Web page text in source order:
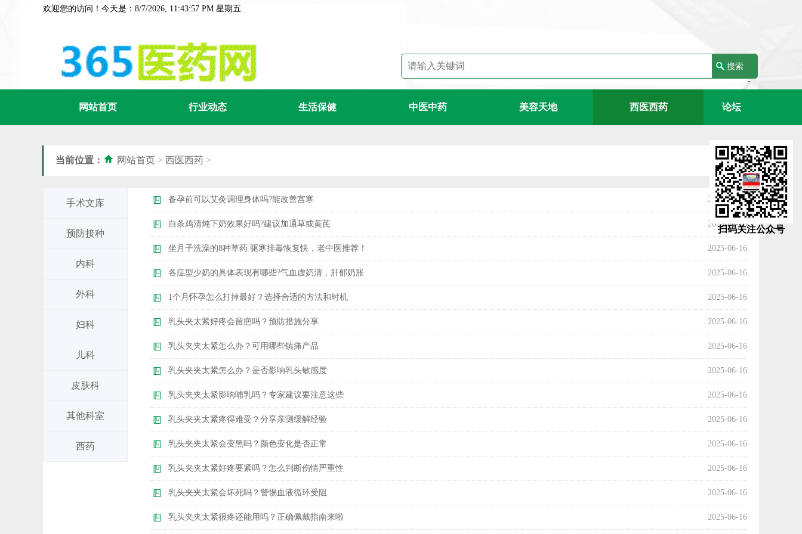
欢迎您的访问！今天是：8/7/2026, 11:43:57 PM 星期五
网站首页 行业动态 生活保健 中医中药 美容天地 西医西药 论坛
当前位置： 网站首页 > 西医西药 >
手术文库
预防接种
内科
外科
妇科
儿科
皮肤科
其他科室
西药
2025-06-16
备孕前可以艾灸调理身体吗?能改善宫寒
2025-06-16
白条鸡清炖下奶效果好吗?建议加通草或黄芪
2025-06-16
坐月子洗澡的8种草药 驱寒排毒恢复快，老中医推荐！
2025-06-16
各症型少奶的具体表现有哪些?气血虚奶清，肝郁奶胀
2025-06-16
1个月怀孕怎么打掉最好？选择合适的方法和时机
2025-06-16
乳头夹太紧好疼会留疤吗？预防措施分享
2025-06-16
乳头夹夹太紧怎么办？可用哪些镇痛产品
2025-06-16
乳头夹夹太紧怎么办？是否影响乳头敏感度
2025-06-16
乳头夹夹太紧影响哺乳吗？专家建议要注意这些
2025-06-16
乳头夹夹太紧疼得难受？分享亲测缓解经验
2025-06-16
乳头夹夹太紧会变黑吗？颜色变化是否正常
2025-06-16
乳头夹夹太紧好疼要紧吗？怎么判断伤情严重性
2025-06-16
乳头夹夹太紧会坏死吗？警惕血液循环受阻
2025-06-16
乳头夹夹太紧很疼还能用吗？正确佩戴指南来啦
扫码关注公众号